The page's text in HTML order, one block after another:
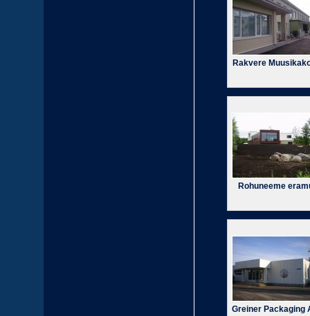
Rakvere
Rohuneeme
Greiner Packaging